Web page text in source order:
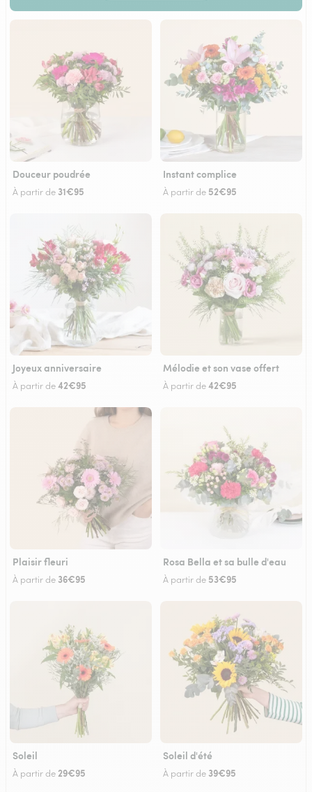
Douceur poudrée
À partir de 31€95
Instant complice
À partir de 52€95
Joyeux anniversaire
À partir de42€95
Mélodie et son vase offert
À partir de42€95
Plaisir fleuri
À partir de 36€95
Rosa Bella et sa bulle d'eau
À partir de 53€95
Soleil
À partir de29€95
Soleil d'été
À partir de 39€95